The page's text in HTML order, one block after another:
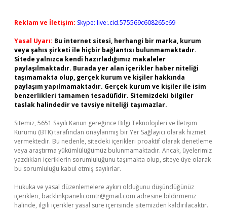
Reklam ve İletişim: Skype: live:.cid.575569c608265c69
Yasal Uyarı: Bu internet sitesi, herhangi bir marka, kurum
veya şahıs şirketi ile hiçbir bağlantısı bulunmamaktadır.
Sitede yalnızca kendi hazırladığımız makaleler
paylaşılmaktadır. Burada yer alan içerikler haber niteliği
taşımamakta olup, gerçek kurum ve kişiler hakkında
paylaşım yapılmamaktadır. Gerçek kurum ve kişiler ile isim
benzerlikleri tamamen tesadüfidir. Sitemizdeki bilgiler
taslak halindedir ve tavsiye niteliği taşımazlar.
Sitemiz, 5651 Sayılı Kanun gereğince Bilgi Teknolojileri ve İletişim
Kurumu (BTK) tarafından onaylanmış bir Yer Sağlayıcı olarak hizmet
vermektedir. Bu nedenle, sitedeki içerikleri proaktif olarak denetleme
veya araştırma yükümlülüğümüz bulunmamaktadır. Ancak, üyelerimiz
yazdıkları içeriklerin sorumluluğunu taşımakta olup, siteye üye olarak
bu sorumluluğu kabul etmiş sayılırlar.
Hukuka ve yasal düzenlemelere aykırı olduğunu düşündüğünüz
içerikleri, backlinkpanelicomtr@gmail.com adresine bildirmeniz
halinde, ilgili içerikler yasal süre içerisinde sitemizden kaldırılacaktır.